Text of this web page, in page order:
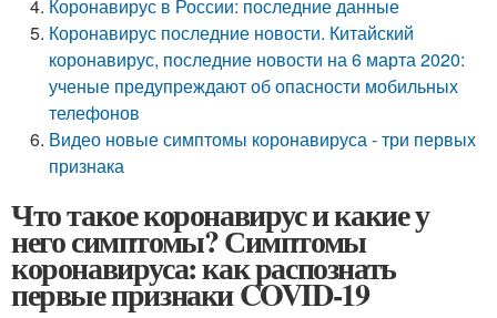
Коронавирус в России: последние данные
Коронавирус последние новости. Китайский
коронавирус, последние новости на 6 марта 2020:
ученые предупреждают об опасности мобильных
телефонов
Видео новые симптомы коронавируса - три первых
признака
Что такое коронавирус и какие у
него симптомы? Симптомы
коронавируса: как распознать
первые признаки COVID-19